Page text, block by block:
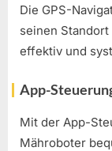
Die GPS-
seinen
effektiv und
App-
Mit der App-
Mähroboter